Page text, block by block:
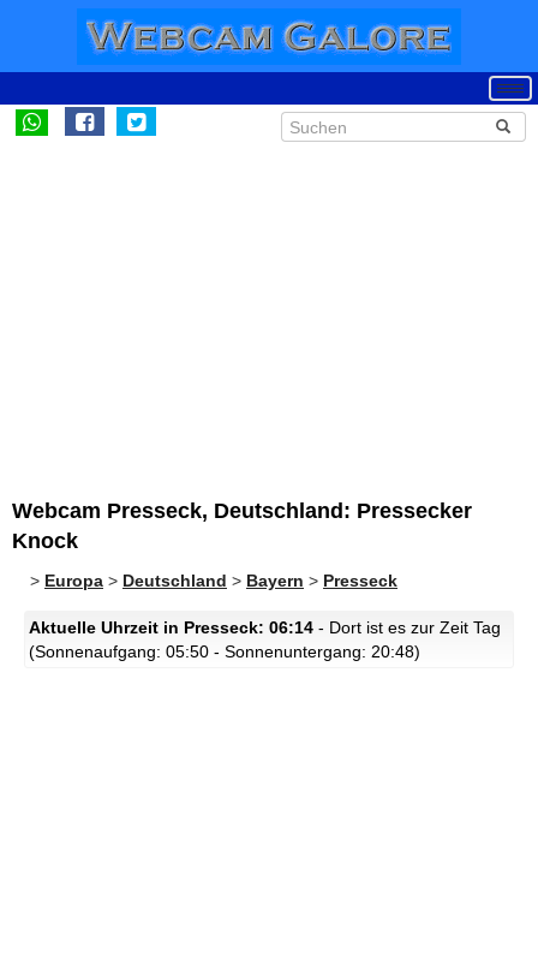
Webcam Presseck, Deutschland: Pressecker
Knock
> Europa > Deutschland > Bayern > Presseck
Aktuelle Uhrzeit in Presseck: 06:14 - Dort ist es zur Zeit Tag
(Sonnenaufgang: 05:50 - Sonnenuntergang: 20:48)